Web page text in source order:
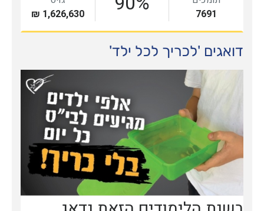
דואגים 'לכריך לכל ילד'